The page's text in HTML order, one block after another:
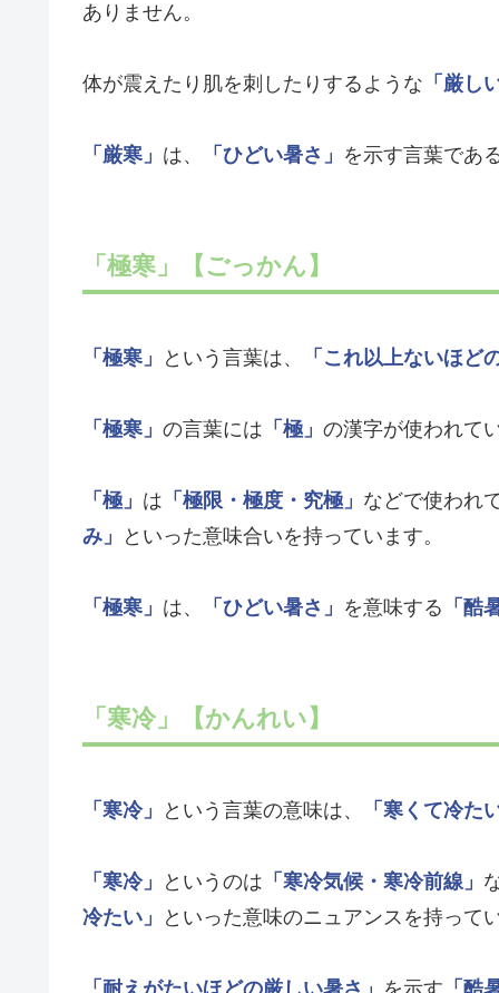
ありません。
体が震えたり肌を刺したりするような 「厳し
「厳寒」 は、 「ひどい暑さ」 を示す言葉であ
「極寒」【ごっかん】
「極寒」 という言葉は、 「これ以上ないほど
「極寒」 の言葉には 「極」 の漢字が使われて
「極」 は 「極限・極度・究極」 などで使われ
み」
といった意味合いを持っています。
「極寒」 は、 「ひどい暑さ」 を意味する 「酷
「寒冷」【かんれい】
「寒冷」 という言葉の意味は、 「寒くて冷た
「寒冷」 というのは 「寒冷気候・寒冷前線」
冷たい」
といった意味のニュアンスを持って